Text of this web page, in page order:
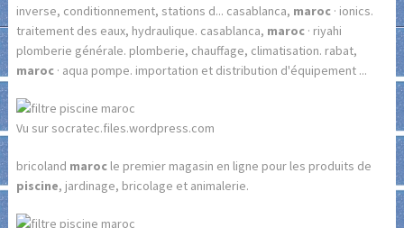
inverse, conditionnement, stations d... casablanca, maroc· ionics.
traitement des eaux, hydraulique. casablanca, maroc· riyahi
plomberie générale. plomberie, chauffage, climatisation. rabat,
maroc· aqua pompe. importation et distribution d'équipement ...
Vu sur socratec.files.wordpress.com
bricoland marocle premier magasin en ligne pour les produits de
piscine, jardinage, bricolage et animalerie.